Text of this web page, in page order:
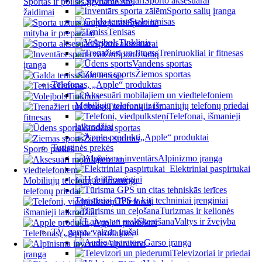
žaidimai
Sportinė
mityba ir preparatai
Sporto aksesuarai
Sporto salių
įranga
Stalo tenisas
Tenisas
Tinklinis
Treniruokliai ir
fitnesas
Vandens sportas
Žiemos sportas
Sporto prekės
Mobiliųjų telefonų ir išmaniųjų
telefonų priedai
Telefonai,
išmanieji laikrodžiai
„Apple“ produktai
Telefonas, „Apple“ produktas
Alpinizmo
įranga
Sporto salių įranga
Stalo tenisas
Tenisas
Tinklinis
Treniruokliai ir fitnesas
Vandens sportas
Žiemos sportas
Telefonas, „Apple“ produktas
Mobiliųjų telefonų ir išmaniųjų telefonų priedai
Telefonai, išmanieji
laikrodžiai
„Apple“ produktai
Turistinės prekės
Alpinizmo įranga
Elektriniai paspirtukai
Pomėgiai
Turistiniai GPS ir kiti techniniai įrenginiai
Turizmas ir kelionės
Valtys ir žvejyba
TV, garso, vaizdo įrašai
Garso įranga
Televizoriai ir priedai